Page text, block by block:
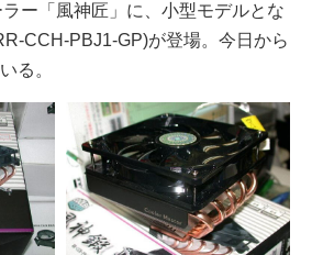
ー「風神匠」に、小型モデルとな
CCH-PBJ1-GP)が登場。今日から
る。